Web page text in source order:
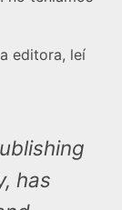
editora, leí
has